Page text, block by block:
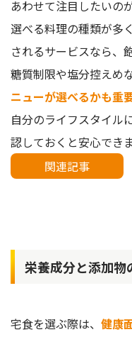
あわせて注目したいのが
選べる料理の種類が多
されるサービスなら、
糖質制限や塩分控えめな
ニューが選べるかも重
自分のライフスタイル
認しておくと安心できま
関連記事
栄養成分と添加物
宅食を選ぶ際は、 健康